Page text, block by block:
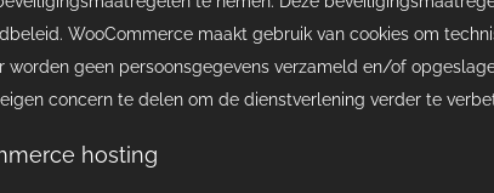
WooCommerce maakt gebruik van cookies om
worden geen persoonsgegevens verzameld en/of
concern te delen om de dienstverlening verder te
hosting